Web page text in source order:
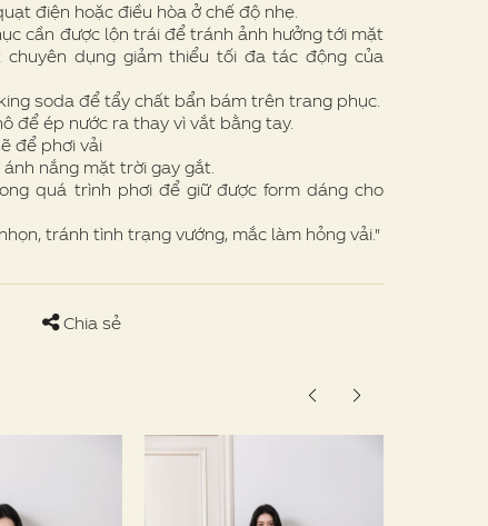
điện hoặc điều hòa ở chế độ nhẹ.
cần được lộn trái để tránh ảnh hưởng tới mặt
chuyên dụng giảm thiểu tối đa tác động của
soda để tẩy chất bẩn bám trên trang phục.
để ép nước ra thay vì vắt bằng tay.
để phơi vải
nắng mặt trời gay gắt.
quá trình phơi để giữ được form dáng cho
tránh tình trạng vướng, mắc làm hỏng vải."
Chia sẻ